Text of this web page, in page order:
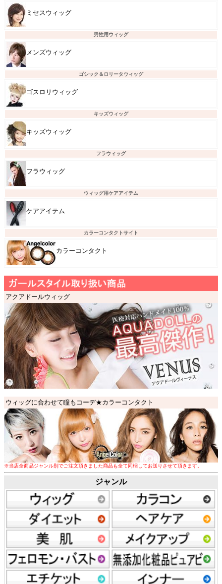
ミセスウィッグ
男性用ウィッグ
メンズウィッグ
ゴシック＆ロリータウィッグ
ゴスロリウィッグ
キッズウィッグ
キッズウィッグ
フラウィッグ
フラウィッグ
ウィッグ用ケアアイテム
ケアアイテム
カラーコンタクトサイト
カラーコンタクト
アクアドールウィッグ
ウィッグに合わせて瞳もコーデ★カラーコンタクト
※当店全商品ジャンル別でご注文頂きました商品も全て同梱してお送りさせて頂きます
ジャンル